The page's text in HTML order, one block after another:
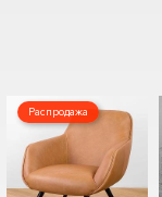
Распродажа